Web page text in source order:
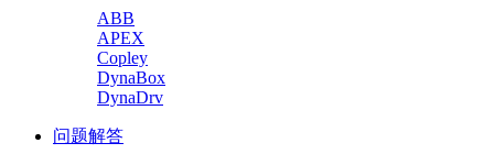
ABB
APEX
Copley
DynaBox
DynaDrv
问题解答